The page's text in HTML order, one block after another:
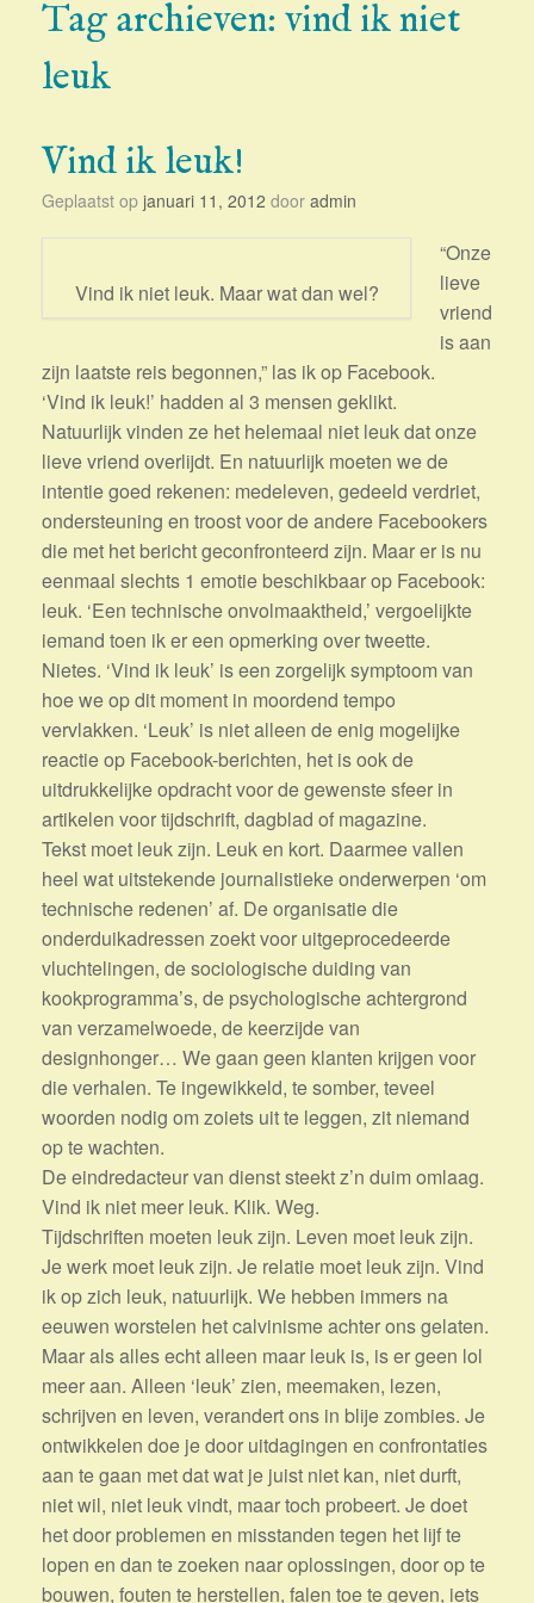
Tag archieven:vind ik niet
leuk
Vind ik leuk!
Geplaatst op januari 11, 2012 door admin
Vind ik niet leuk. Maar wat dan wel?
“Onze
lieve
vriend
is aan
zijn laatste reis begonnen,” las ik op Facebook.
‘Vind ik leuk!’ hadden al 3 mensen geklikt.
Natuurlijk vinden ze het helemaal niet leuk dat onze
lieve vriend overlijdt. En natuurlijk moeten we de
intentie goed rekenen: medeleven, gedeeld verdriet,
ondersteuning en troost voor de andere Facebookers
die met het bericht geconfronteerd zijn. Maar er is nu
eenmaal slechts 1 emotie beschikbaar op Facebook:
leuk. ‘Een technische onvolmaaktheid,’ vergoelijkte
iemand toen ik er een opmerking over tweette.
Nietes. ‘Vind ik leuk’ is een zorgelijk symptoom van
hoe we op dit moment in moordend tempo
vervlakken. ‘Leuk’ is niet alleen de enig mogelijke
reactie op Facebook-berichten, het is ook de
uitdrukkelijke opdracht voor de gewenste sfeer in
artikelen voor tijdschrift, dagblad of magazine.
Tekst moet leuk zijn. Leuk en kort. Daarmee vallen
heel wat uitstekende journalistieke onderwerpen ‘om
technische redenen’ af. De organisatie die
onderduikadressen zoekt voor uitgeprocedeerde
vluchtelingen, de sociologische duiding van
kookprogramma’s, de psychologische achtergrond
van verzamelwoede, de keerzijde van
designhonger… We gaan geen klanten krijgen voor
die verhalen. Te ingewikkeld, te somber, teveel
woorden nodig om zoiets uit te leggen, zit niemand
op te wachten.
De eindredacteur van dienst steekt z’n duim omlaag.
Vind ik niet meer leuk. Klik. Weg.
Tijdschriften moeten leuk zijn. Leven moet leuk zijn.
Je werk moet leuk zijn. Je relatie moet leuk zijn. Vind
ik op zich leuk, natuurlijk. We hebben immers na
eeuwen worstelen het calvinisme achter ons gelaten.
Maar als alles echt alleen maar leuk is, is er geen lol
meer aan. Alleen ‘leuk’ zien, meemaken, lezen,
schrijven en leven, verandert ons in blije zombies. Je
ontwikkelen doe je door uitdagingen en confrontaties
aan te gaan met dat wat je juist niet kan, niet durft,
niet wil, niet leuk vindt, maar toch probeert. Je doet
het door problemen en misstanden tegen het lijf te
lopen en dan te zoeken naar oplossingen, door op te
bouwen, fouten te herstellen, falen toe te geven, iets